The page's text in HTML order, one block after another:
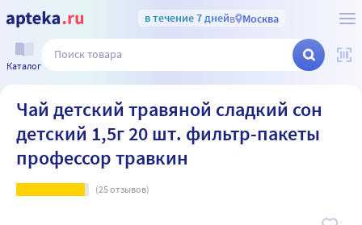
в течение 7 днейв Москва
Каталог
Чай детский травяной сладкий сон
детский 1,5г 20 шт. фильтр-пакеты
профессор травкин
(25отзывов)